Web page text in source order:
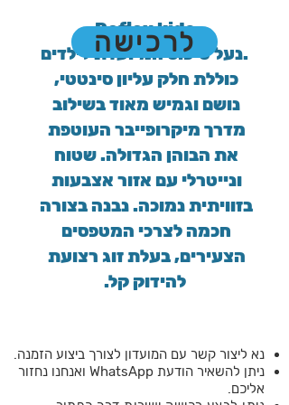
Reflex kids
נעל טיפוס המיועדת לילדים.
כוללת חלק עליון סינטטי,
נושם וגמיש מאוד בשילוב
מדרך מיקרופייבר העוטפת
את הבוהן הגדולה. שטוח
ונייטרלי עם אזור אצבעות
בזוויתית נמוכה. נבנה בצורה
חכמה לצרכי המטפסים
הצעירים, בעלת זוג רצועת
להידוק קל.
לרכישה
נא ליצור קשר עם המועדון לצורך ביצוע הזמנה.
ניתן להשאיר הודעת WhatsApp ואנחנו נחזור
אליכם.